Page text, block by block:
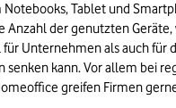
Notebooks, Tablet und
Anzahl der genutzten Geräte,
für Unternehmen als auch für
senken kann. Vor allem bei
greifen Firmen